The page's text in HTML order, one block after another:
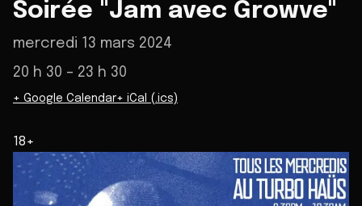
Soirée "Jam avec Growve"
mercredi 13 mars 2024
20 h 30 – 23 h 30
+ Google Calendar+ iCal (.ics)
18+